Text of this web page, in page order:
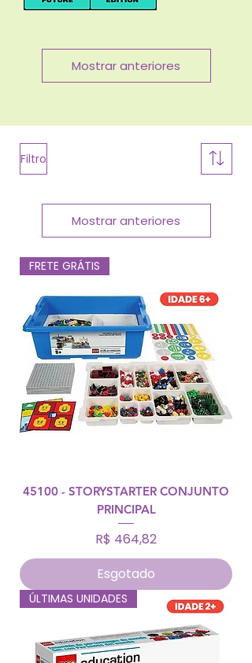
Mostrar anteriores
Filtro
Mostrar anteriores
FRETE GRÁTIS
45100 - STORYSTARTER CONJUNTO
PRINCIPAL
Preço
R$ 464,82
Esgotado
ÚLTIMAS UNIDADES